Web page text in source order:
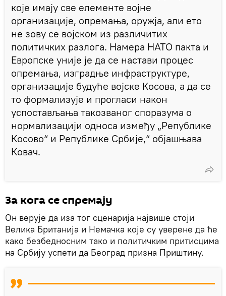
које имају све елементе војне
организације, опремања, оружја, али ето
не зову се војском из различитих
политичких разлога. Намера НАТО пакта и
Европске уније је да се настави процес
опремања, изградње инфраструктуре,
организације будуће војске Косова, а да се
то формализује и прогласи након
успостављања такозваног споразума о
нормализацији односа између „Републике
Косово“ и Републике Србије,“ објашњава
Ковач.
За кога се спремају
Он верује да иза тог сценарија највише стоји
Велика Британија и Немачка које су уверене да ће
како безбедносним тако и политичким притисцима
на Србију успети да Београд призна Приштину.